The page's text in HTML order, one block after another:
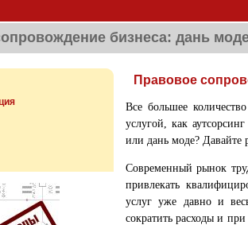
бизнеса: дань
Правовое
Все большее
услугой, как
или дань моде? Давайте
Современный рынок
привлекать
услуг уже давно и
сократить расходы и